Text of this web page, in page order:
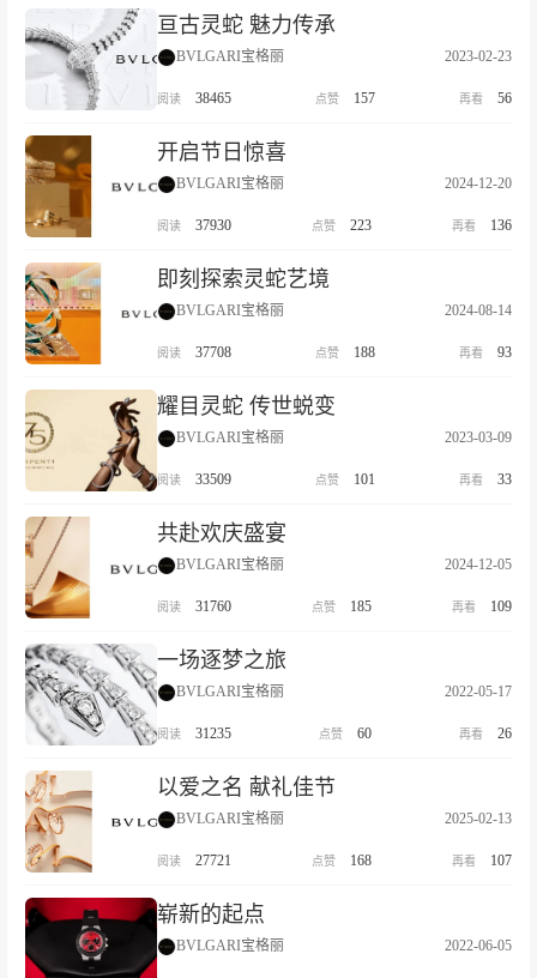
亘古灵蛇 魅力传承
BVLGARI宝格丽 2023-02-23
38465 157 56
开启节日惊喜
BVLGARI宝格丽 2024-12-20
37930 223 136
即刻探索灵蛇艺境
BVLGARI宝格丽 2024-08-14
37708 188 93
耀目灵蛇 传世蜕变
BVLGARI宝格丽 2023-03-09
33509 101 33
共赴欢庆盛宴
BVLGARI宝格丽 2024-12-05
31760 185 109
一场逐梦之旅
BVLGARI宝格丽 2022-05-17
31235 60 26
以爱之名 献礼佳节
BVLGARI宝格丽 2025-02-13
27721 168 107
崭新的起点
BVLGARI宝格丽 2022-06-05